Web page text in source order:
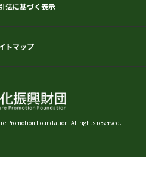
法に基づく表示
トマップ
Promotion Foundation. All rights reserved.